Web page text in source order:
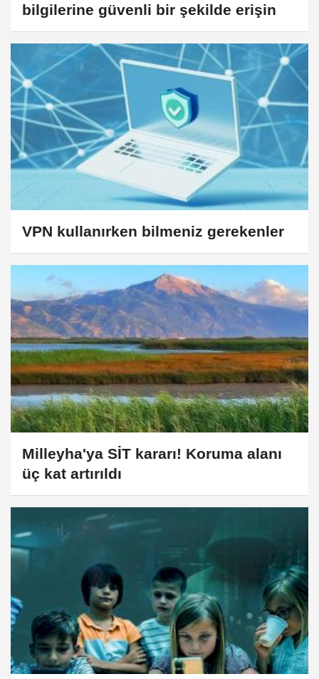
bilgilerine güvenli bir şekilde erişin
VPN kullanırken bilmeniz gerekenler
Milleyha'ya SİT kararı! Koruma alanı
üç kat artırıldı